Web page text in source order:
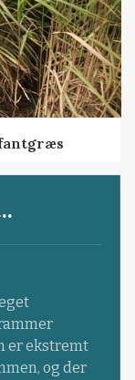
er ekstremt
og der